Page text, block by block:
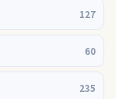
127
60
235